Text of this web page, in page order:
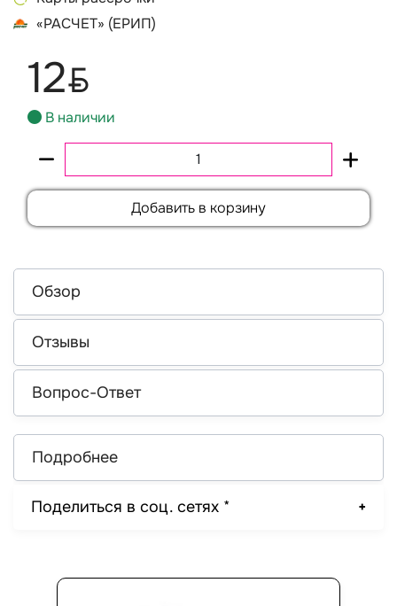
«РАСЧЕТ» (ЕРИП)
12BYN
В наличии
Добавить в корзину
Обзор
Отзывы
Вопрос-Ответ
Подробнее
Поделиться в соц. сетях *